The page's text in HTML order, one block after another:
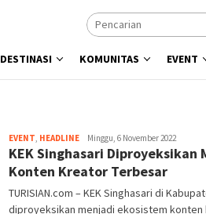
DESTINASI KOMUNITAS EVENT
EVENT, HEADLINETim
Redaksi
Minggu, 6 November 2022
KEK Singhasari Diproyeksikan
Konten Kreator Terbesar
TURISIAN.com – KEK Singhasari di
diproyeksikan menjadi ekosistem